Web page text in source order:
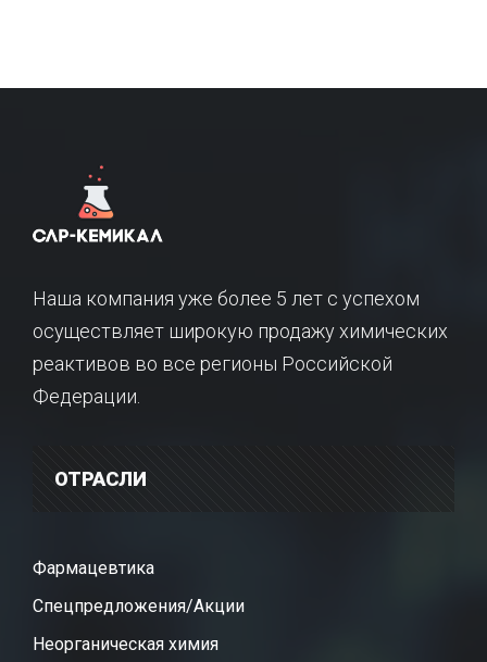
Наша компания уже более 5 лет с успехом
осуществляет широкую продажу химических
реактивов во все регионы Российской
Федерации.
ОТРАСЛИ
Фармацевтика
Спецпредложения/Акции
Неорганическая химия